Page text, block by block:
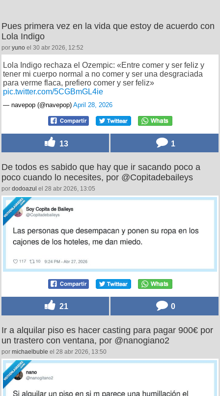
Pues primera vez en la vida que estoy de acuerdo con
Lola Indigo
por yuno el 30 abr 2026, 12:52
Lola Indigo rechaza el Ozempic: «Entre comer y ser feliz y
tener mi cuerpo normal a no comer y ser una desgraciada
para verme flaca, prefiero comer y ser feliz»
pic.twitter.com/5CGBmGL4ie
— navepop (@navepop) April 28, 2026
13 1
De todos es sabido que hay que ir sacando poco a
poco cuando lo necesites, por @Copitadebaileys
por dodoazul el 28 abr 2026, 13:05
21 0
Ir a alquilar piso es hacer casting para pagar 900€ por
un trastero con ventana, por @nanogiano2
por michaelbuble el 28 abr 2026, 13:50